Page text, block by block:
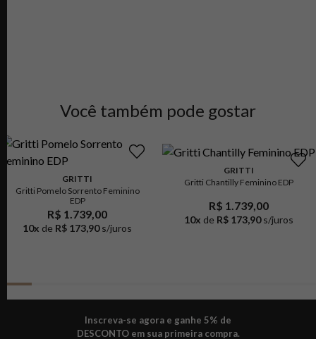
Você também pode gostar
GRITTI
Gritti Pomelo Sorrento Feminino
EDP
R$ 1.739,00
10x de R$ 173,90 s/juros
GRITTI
Gritti Chantilly Feminino EDP
R$ 1.739,00
10x de R$ 173,90 s/juros
Inscreva-se agora e ganhe 5% de
DESCONTO em sua primeira compra.